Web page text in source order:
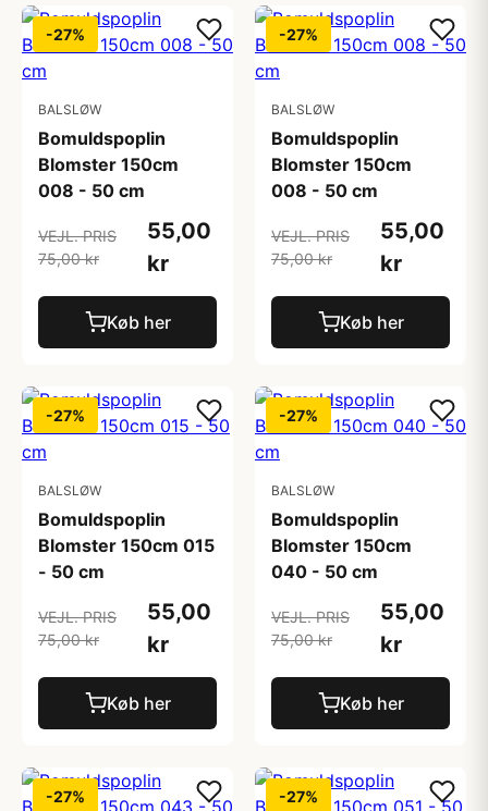
-27%
BALSLØW
Bomuldspoplin
Blomster 150cm
008 - 50 cm
VEJL. PRIS
75,00 kr
55,00
kr
Køb her
-27%
BALSLØW
Bomuldspoplin
Blomster 150cm
008 - 50 cm
VEJL. PRIS
75,00 kr
55,00
kr
Køb her
-27%
BALSLØW
Bomuldspoplin
Blomster 150cm 015
- 50 cm
VEJL. PRIS
75,00 kr
55,00
kr
Køb her
-27%
BALSLØW
Bomuldspoplin
Blomster 150cm
040 - 50 cm
VEJL. PRIS
75,00 kr
55,00
kr
Køb her
-27% -27%